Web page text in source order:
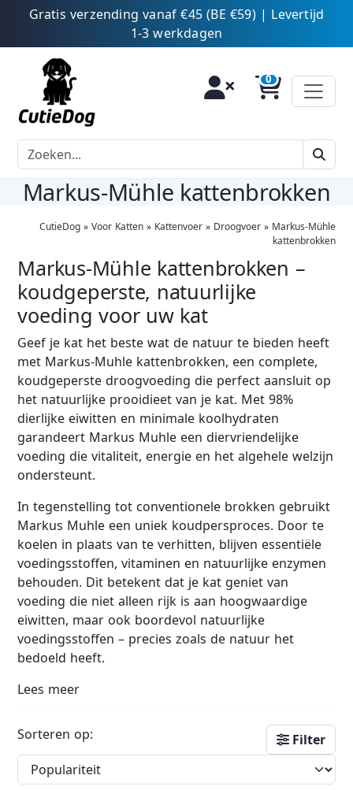
Gratis verzending vanaf €45 (BE €59) | Levertijd
1-3 werkdagen
Markus-Mühle kattenbrokken
CutieDog» Voor Katten» Kattenvoer» Droogvoer» Markus-Mühle
kattenbrokken
Markus-Mühle kattenbrokken –
koudgeperste, natuurlijke
voeding voor uw kat
Geef je kat het beste wat de natuur te bieden heeft
met Markus-Muhle kattenbrokken, een complete,
koudgeperste droogvoeding die perfect aansluit op
het natuurlijke prooidieet van je kat. Met 98%
dierlijke eiwitten en minimale koolhydraten
garandeert Markus Muhle een diervriendelijke
voeding die vitaliteit, energie en het algehele welzijn
ondersteunt.
In tegenstelling tot conventionele brokken gebruikt
Markus Muhle een uniek koudpersproces. Door te
koelen in plaats van te verhitten, blijven essentiële
voedingsstoffen, vitaminen en natuurlijke enzymen
behouden. Dit betekent dat je kat geniet van
voeding die niet alleen rijk is aan hoogwaardige
eiwitten, maar ook boordevol natuurlijke
voedingsstoffen – precies zoals de natuur het
bedoeld heeft.
Lees meer
Filter
Sorteren op: